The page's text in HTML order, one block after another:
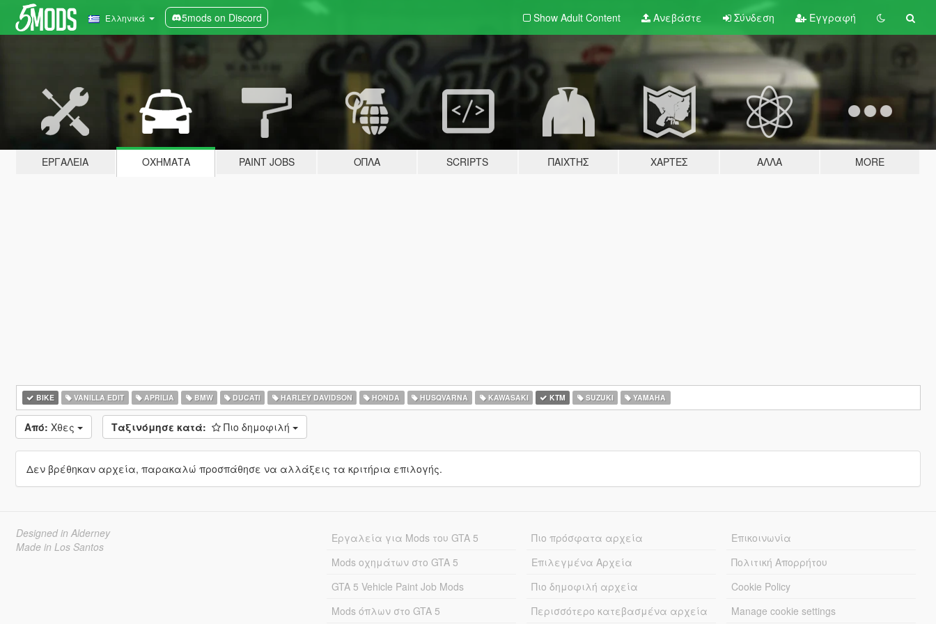
Ελληνικά 5mods on Discord Show Adult Content Ανεβάστε Σύνδεση Εγγραφή
ΕΡΓΑΛΕΊΑ ΟΧΉΜΑΤΑ PAINT JOBS ΌΠΛΑ SCRIPTS ΠΑΊΧΤΗΣ ΧΆΡΤΕΣ ΆΛΛΑ MORE
BIKE VANILLA EDIT APRILIA BMW DUCATI HARLEY DAVIDSON HONDA HUSQVARNA KAWASAKI KTM SUZUKI YAMAHA
Από: Χθες Ταξινόμησε κατά: Πιο δημοφιλή
Δεν βρέθηκαν αρχεία, παρακαλώ προσπάθησε να αλλάξεις τα κριτήρια επιλογής.
Designed in Alderney
Made in Los Santos
Εργαλεία για Mods του GTA 5
Mods οχημάτων στο GTA 5
GTA 5 Vehicle Paint Job Mods
Mods όπλων στο GTA 5
Πιο πρόσφατα αρχεία
Επιλεγμένα Αρχεία
Πιο δημοφιλή αρχεία
Περισσότερο κατεβασμένα αρχεία
Επικοινωνία
Πολιτική Απορρήτου
Cookie Policy
Manage cookie settings